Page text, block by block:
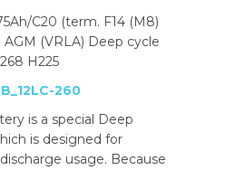
C20 (term. F14 (M8)
AGM (VRLA) Deep cycle
H225
260
is a special Deep
is designed for
usage. Because